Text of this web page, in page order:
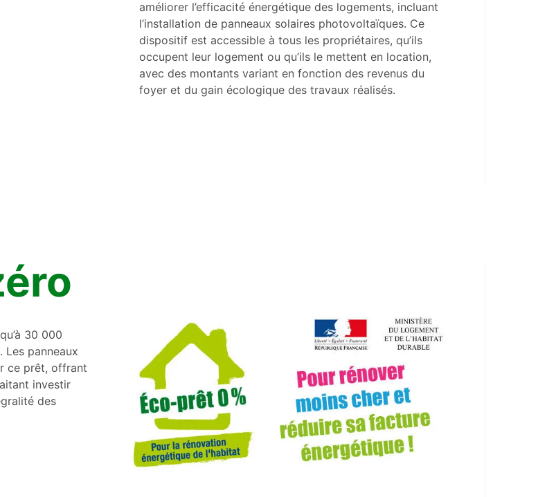
améliorer l’efficacité énergétique des logements, incluant
l’installation de panneaux solaires photovoltaïques. Ce
dispositif est accessible à tous les propriétaires, qu’ils
occupent leur logement ou qu’ils le mettent en location,
avec des montants variant en fonction des revenus du
foyer et du gain écologique des travaux réalisés.
30 000
Les panneaux
ce prêt, offrant
investir
des